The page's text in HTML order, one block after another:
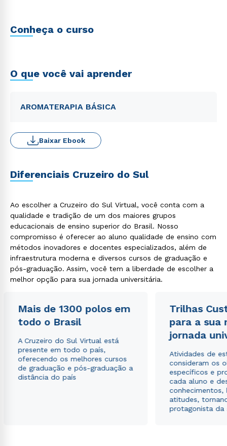
Conheça o curso
O que você vai aprender
AROMATERAPIA BÁSICA
Baixar Ebook
Diferenciais Cruzeiro do Sul
Ao escolher a Cruzeiro do Sul Virtual, você conta com a
qualidade e tradição de um dos maiores grupos
educacionais de ensino superior do Brasil. Nosso
compromisso é oferecer ao aluno qualidade de ensino com
métodos inovadores e docentes especializados, além de
infraestrutura moderna e diversos cursos de graduação e
pós-graduação. Assim, você tem a liberdade de escolher a
melhor opção para sua jornada universitária.
Mais de 1300 polos em
todo o Brasil
A Cruzeiro do Sul Virtual está
presente em todo o país,
oferecendo os melhores cursos
de graduação e pós-graduação a
distância do país
Trilhas
para a sua
jornada
Atividades de
consideram os
específicos e
cada aluno e
conhecimentos,
atitudes,
protagonista da